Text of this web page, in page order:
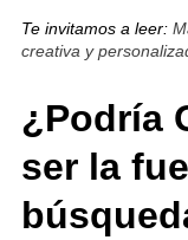
Te invitamos a leer:
creativa y
¿Podría
ser la